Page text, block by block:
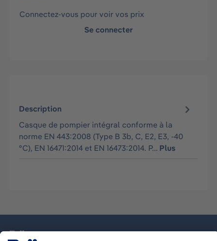
Connectez-vous pour voir vos prix
Se connecter
Description
Casque de pompier intégral conforme à la
norme EN 443:2008 (Type B 3b, C, E2, E3, -40
°C), EN 16471:2014 et EN 16473:2014. P… Plus